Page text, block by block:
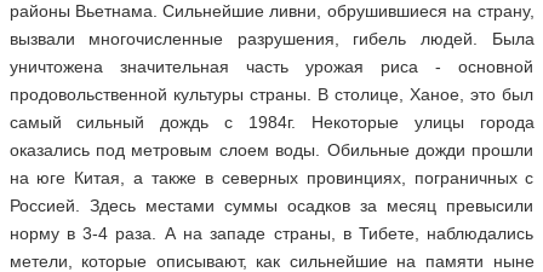
районы Вьетнама. Сильнейшие ливни, обрушившиеся на страну,
вызвали многочисленные разрушения, гибель людей. Была
уничтожена значительная часть урожая риса - основной
продовольственной культуры страны. В столице, Ханое, это был
самый сильный дождь с 1984г. Некоторые улицы города
оказались под метровым слоем воды. Обильные дожди прошли
на юге Китая, а также в северных провинциях, пограничных с
Россией. Здесь местами суммы осадков за месяц превысили
норму в 3-4 раза. А на западе страны, в Тибете, наблюдались
метели, которые описывают, как сильнейшие на памяти ныне